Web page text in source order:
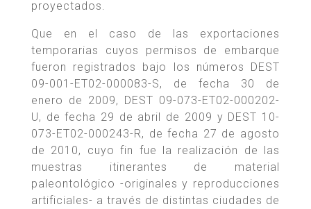
proyectados.
Que en el caso de las exportaciones
temporarias cuyos permisos de embarque
fueron registrados bajo los números DEST
09-001-ET02-000083-S, de fecha 30 de
enero de 2009, DEST 09-073-ET02-000202-
U, de fecha 29 de abril de 2009 y DEST 10-
073-ET02-000243-R, de fecha 27 de agosto
de 2010, cuyo fin fue la realización de las
muestras itinerantes de material
paleontológico -originales y reproducciones
artificiales- a través de distintas ciudades de